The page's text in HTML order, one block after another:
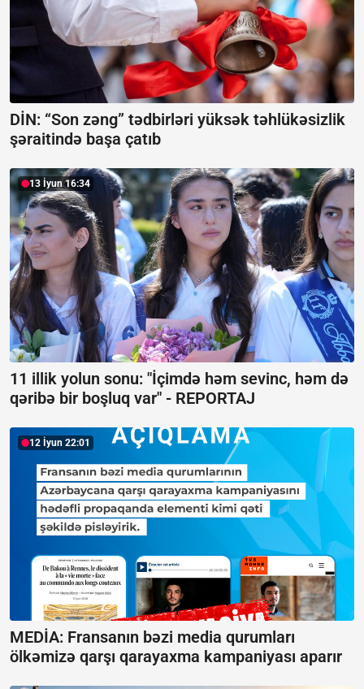
DİN: “Son zəng” tədbirləri yüksək təhlükəsizlik
şəraitində başa çatıb
13 İyun 16:34
11 illik yolun sonu: "İçimdə həm sevinc, həm də
qəribə bir boşluq var" - REPORTAJ
12 İyun 22:01
MEDİA: Fransanın bəzi media qurumları
ölkəmizə qarşı qarayaxma kampaniyası aparır